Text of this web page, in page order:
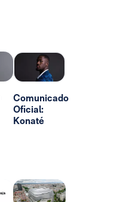
Comunicado
Oficial:
Konaté